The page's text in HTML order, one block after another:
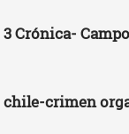
3 Crónica-
chile-crimen